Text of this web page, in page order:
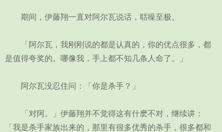
期间，伊藤翔一直对阿尔瓦说话，聒噪至极。
「阿尔瓦，我刚刚说的都是认真的，你的优点很多，都
是值得夸奖的。哪像我，手上都不知几条人命了。」
阿尔瓦没忍住问：「你是杀手？」
「对阿。」伊藤翔并不觉得这有什麽不对，继续讲：
「我是杀手家族出来的，那里有很多优秀的杀手，很多都和